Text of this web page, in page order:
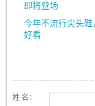
即将登场
今年不流行尖头鞋
好看
姓 名：